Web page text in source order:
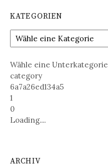
KATEGORIEN
Wähle eine Unterkategorie
category
6a7a26ed134a5
1
0
Loading....
ARCHIV